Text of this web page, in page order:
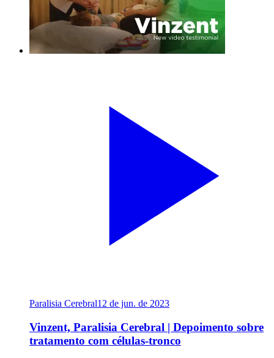
Paralisia Cerebral12 de jun. de 2023
Vinzent, Paralisia Cerebral | Depoimento sobre
tratamento com células-tronco